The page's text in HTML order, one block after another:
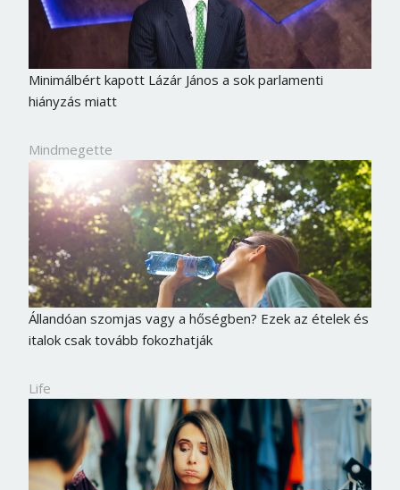
Minimálbért kapott Lázár János a sok parlamenti
hiányzás miatt
Mindmegette
Állandóan szomjas vagy a hőségben? Ezek az ételek és
italok csak tovább fokozhatják
Life